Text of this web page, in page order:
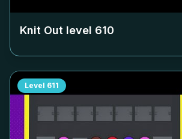
Knit Out level 610
Level 611